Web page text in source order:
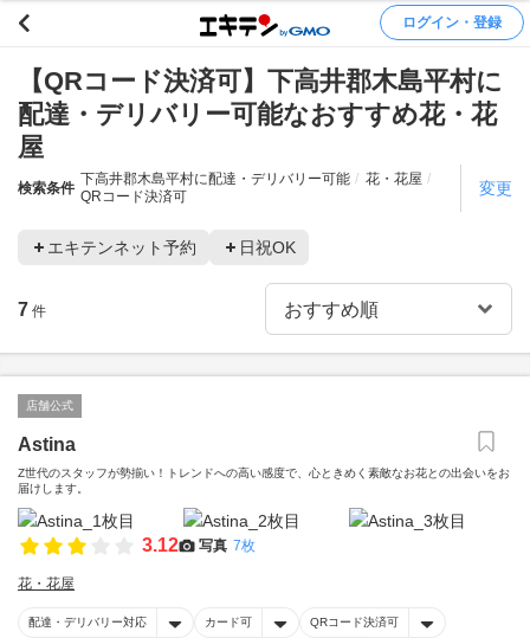
ログイン・登録
【QRコード決済可】下高井郡木島平村に
配達・デリバリー可能なおすすめ花・花
屋
検索条件
下高井郡木島平村に配達・デリバリー可能
花・花屋
QRコード決済可
変更
エキテンネット予約 日祝OK
7 件
店舗公式
Astina
Z世代のスタッフが勢揃い！トレンドへの高い感度で、心ときめく素敵なお花との出会いをお
届けします。
3.12 写真 7枚
花・花屋
配達・デリバリー対応 カード可 QRコード決済可